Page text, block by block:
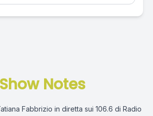
Show Notes
Fabbrizio in diretta sui 106.6 di Radio